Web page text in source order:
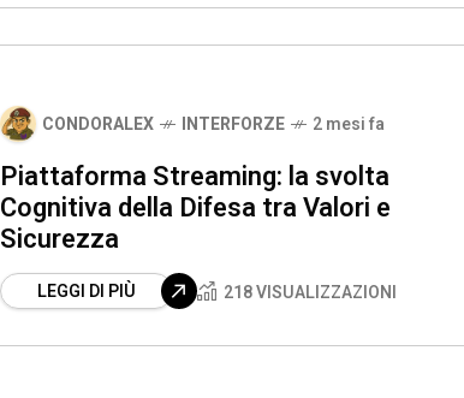
CONDORALEX INTERFORZE 2 mesi fa
Piattaforma Streaming: la svolta
Cognitiva della Difesa tra Valori e
Sicurezza
LEGGI DI PIÙ 218 VISUALIZZAZIONI